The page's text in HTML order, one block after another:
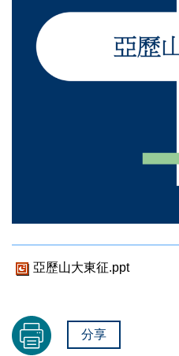
亞歷山大東征.ppt
分享